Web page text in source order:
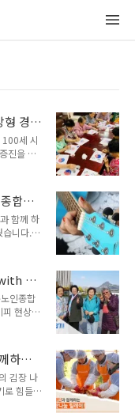
형 경
세 시
진을 위
건강
로그램
어르신
복지관
서대문구
자 중심
인종합
합복
함께 하
습니다.
데 복
던 서
시립서
로8길
실 수
위한
서
인종합
현상으
서는 서
들이를
복지관
활관리사
의 방문
년부터
하는
김장 나
로 힘들어
죠? 오늘